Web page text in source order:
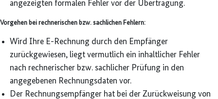
angezeigten formalen Fehler vor der Übertragung.
Vorgehen bei rechnerischen bzw. sachlichen Fehlern:
Wird Ihre E-Rechnung durch den Empfänger
zurückgewiesen, liegt vermutlich ein inhaltlicher Fehler
nach rechnerischer bzw. sachlicher Prüfung in den
angegebenen Rechnungsdaten vor.
Der Rechnungsempfänger hat bei der Zurückweisung von